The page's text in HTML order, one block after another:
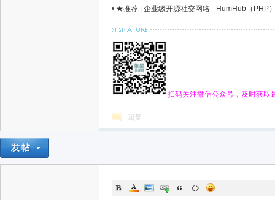
• ★推荐 | 企业级开源社交网络 - HumHub（PHP
扫码关注微信公众号，及时获取
回复